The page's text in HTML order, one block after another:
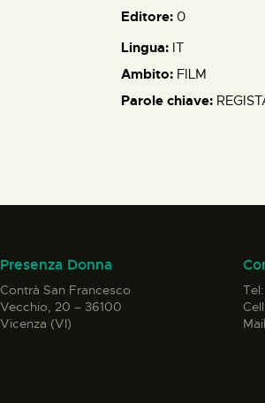
Editore: 0
Lingua: IT
Ambito: FILM
Parole chiave:
Presenza Donna
Contrà San Francesco
Vecchio, 20 – 36100
Vicenza (VI)
Tel: